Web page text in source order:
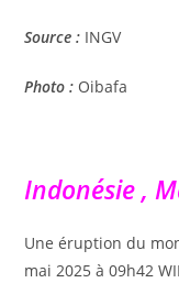
Source : INGV
Photo : Oibafa
Indonésie ,
Une éruption du
mai 2025 à 09h42